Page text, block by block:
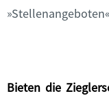
Stellenangeboten
Bieten die